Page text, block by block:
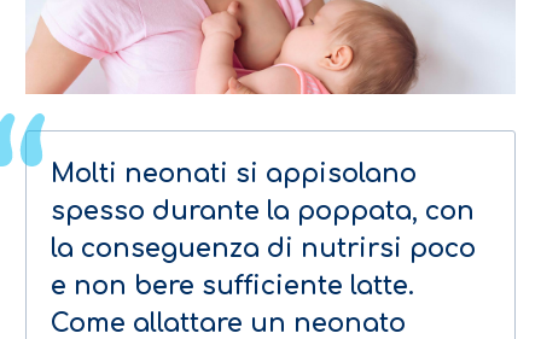
Molti neonati si appisolano
spesso durante la poppata, con
la conseguenza di nutrirsi poco
e non bere sufficiente latte.
Come allattare un neonato